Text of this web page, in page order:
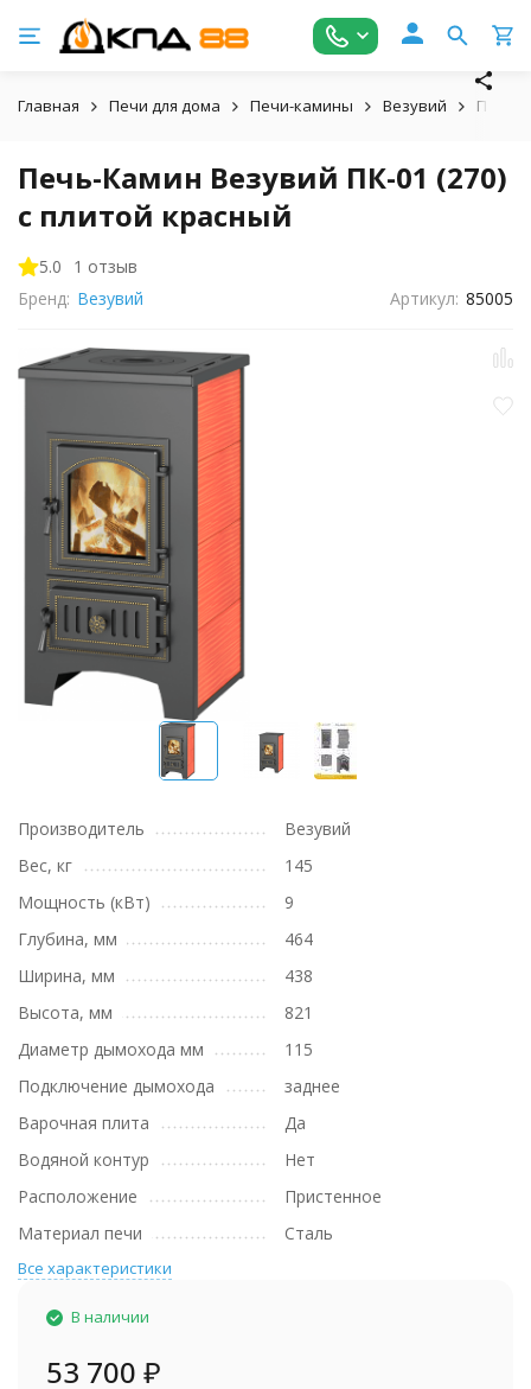
Главная Печи для дома Печи-камины Везувий Печь-
Печь-Камин Везувий ПК-01 (270)
с плитой красный
5.0
1 отзыв
Бренд: Везувий Артикул: 85005
Производитель
Везувий
Вес, кг
145
Мощность (кВт)
9
Глубина, мм
464
Ширина, мм
438
Высота, мм
821
Диаметр дымохода мм
115
Подключение дымохода
заднее
Варочная плита
Да
Водяной контур
Нет
Расположение
Пристенное
Материал печи
Сталь
Все характеристики
В наличии
53 700 ₽